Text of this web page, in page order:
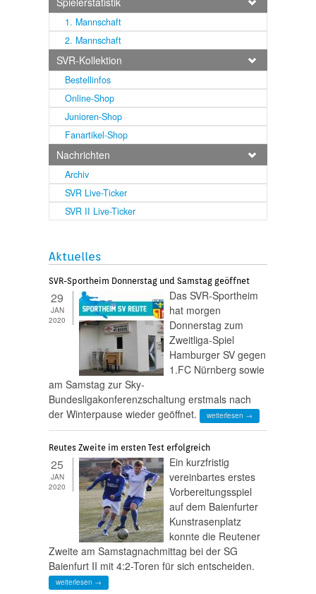
1. Mannschaft
2. Mannschaft
SVR-Kollektion
Bestellinfos
Online-Shop
Junioren-Shop
Fanartikel-Shop
Nachrichten
Archiv
SVR Live-Ticker
SVR II Live-Ticker
Aktuelles
SVR-Sportheim Donnerstag und Samstag geöffnet
29
JAN
2020
Das SVR-Sportheim
hat morgen
Donnerstag zum
Zweitliga-Spiel
Hamburger SV gegen
1.FC Nürnberg sowie
am Samstag zur Sky-
Bundesligakonferenzschaltung erstmals nach
der Winterpause wieder geöffnet.
weiterlesen →
Reutes Zweite im ersten Test erfolgreich
25
JAN
2020
Ein kurzfristig
vereinbartes erstes
Vorbereitungsspiel
auf dem Baienfurter
Kunstrasenplatz
konnte die Reutener
Zweite am Samstagnachmittag bei der SG
Baienfurt II mit 4:2-Toren für sich entscheiden.
weiterlesen →